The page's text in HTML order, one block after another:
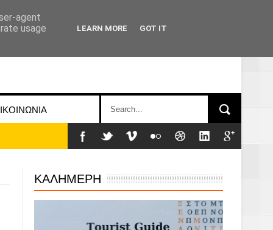
ΚΑΛΗΜΕΡΗ
agent
usage
LEARN MORE GOT IT